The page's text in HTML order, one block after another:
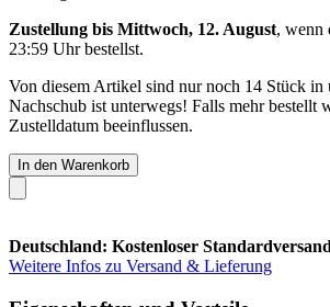
Zustellung bis Mittwoch, 12. August, wenn
23:59 Uhrbestellst.
Von diesem Artikel sind nur noch 14 Stück in
Nachschub ist unterwegs! Falls mehr bestellt
Zustelldatum beeinflussen.
In den Warenkorb
Deutschland: Kostenloser Standardversand
Weitere Infos zu Versand & Lieferung